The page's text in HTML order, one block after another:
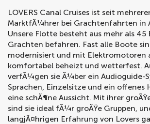
LOVERS Canal Cruises ist seit
MarktfÃ¼hrer bei Grachtenfahrten in
Unsere Flotte besteht aus mehr als 45
Grachten befahren. Fast alle Boote
modernisiert und mit Elektromotoren
komfortabel beheizt und wetterfest.
verfÃ¼gen sie Ã¼ber ein Audioguide-
Sprachen, Einzelsitze und ein
eine schÃ¶ne Aussicht. Mit ihrer
sind sie ideal fÃ¼r groÃŸe Gruppen,
langjÃ¤hrigen Erfahrung von Lovers